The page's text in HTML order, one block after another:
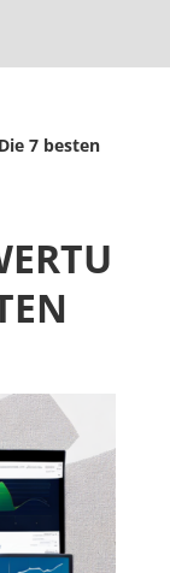
7 besten